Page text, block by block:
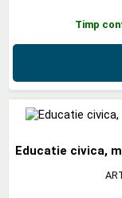
Timp
Educatie civica,